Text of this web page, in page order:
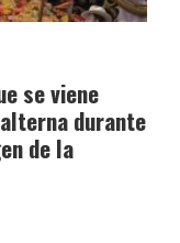
se viene
durante
de la